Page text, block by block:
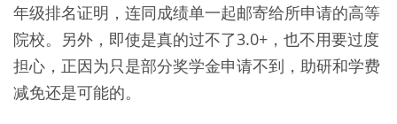
年级排名证明，连同成绩单一起邮寄给所申请的高等
院校。另外，即使是真的过不了3.0+，也不用要过度
担心，正因为只是部分奖学金申请不到，助研和学费
减免还是可能的。